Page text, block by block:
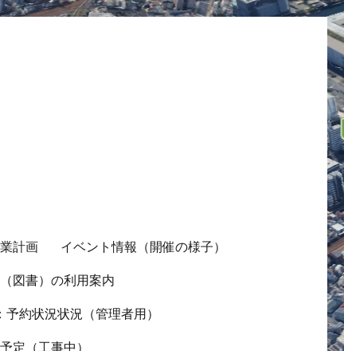
計画 イベント情報（開催の様子）
図書）の利用案内
予約状況状況（管理者用）
定（工事中）